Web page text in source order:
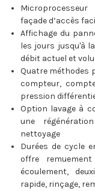
façade d’accès
Affichage du
les jours jusqu'à
débit actuel et
Quatre méthodes
compteur,
pression
Option lavage à
une
nettoyage
Durées de cycle
offre
écoulement,
rapide, rinçage,